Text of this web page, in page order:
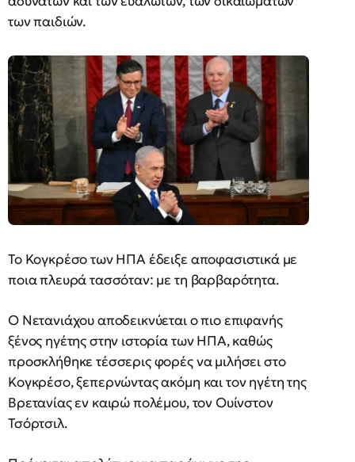
των παιδιών.
Το Κογκρέσο των ΗΠΑ έδειξε αποφασιστικά με
ποια πλευρά τασσόταν: με τη βαρβαρότητα.
Ο Νετανιάχου αποδεικνύεται ο πιο επιφανής
ξένος ηγέτης στην ιστορία των ΗΠΑ, καθώς
προσκλήθηκε τέσσερις φορές να μιλήσει στο
Κογκρέσο, ξεπερνώντας ακόμη και τον ηγέτη της
Βρετανίας εν καιρώ πολέμου, τον Ουίνστον
Τσόρτσιλ.